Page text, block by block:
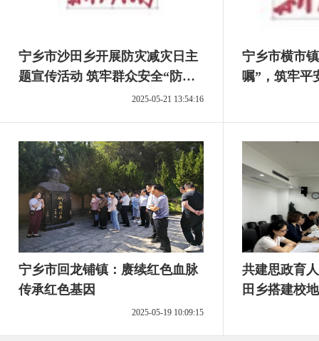
宁乡市沙田乡开展防灾减灾日主
题宣传活动 筑牢群众安全“防护
2025-05-21 13:54:16
宁乡市横市
嘱”，筑牢平
宁乡市回龙铺镇：赓续红色血脉
传承红色基因
2025-05-19 10:09:15
共建思政育
田乡搭建校